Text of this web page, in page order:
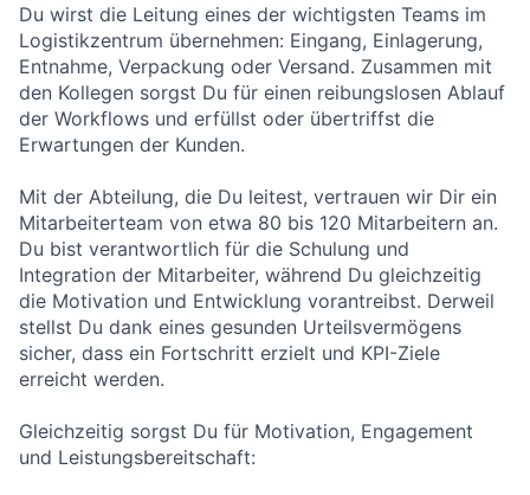
Du wirst die Leitung eines der wichtigsten Teams im
Logistikzentrum übernehmen: Eingang, Einlagerung,
Entnahme, Verpackung oder Versand. Zusammen mit
den Kollegen sorgst Du für einen reibungslosen Ablauf
der Workflows und erfüllst oder übertriffst die
Erwartungen der Kunden.
Mit der Abteilung, die Du leitest, vertrauen wir Dir ein
Mitarbeiterteam von etwa 80 bis 120 Mitarbeitern an.
Du bist verantwortlich für die Schulung und
Integration der Mitarbeiter, während Du gleichzeitig
die Motivation und Entwicklung vorantreibst. Derweil
stellst Du dank eines gesunden Urteilsvermögens
sicher, dass ein Fortschritt erzielt und KPI-Ziele
erreicht werden.
Gleichzeitig sorgst Du für Motivation, Engagement
und Leistungsbereitschaft: